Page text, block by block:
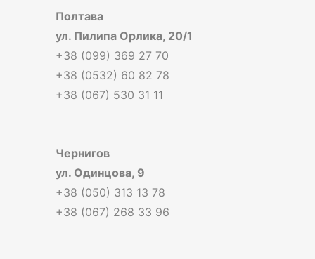
Полтава
ул. Пилипа Орлика, 20/1
+38 (099) 369 27 70
+38 (0532) 60 82 78
+38 (067) 530 31 11
Чернигов
ул. Одинцова, 9
+38 (050) 313 13 78
+38 (067) 268 33 96